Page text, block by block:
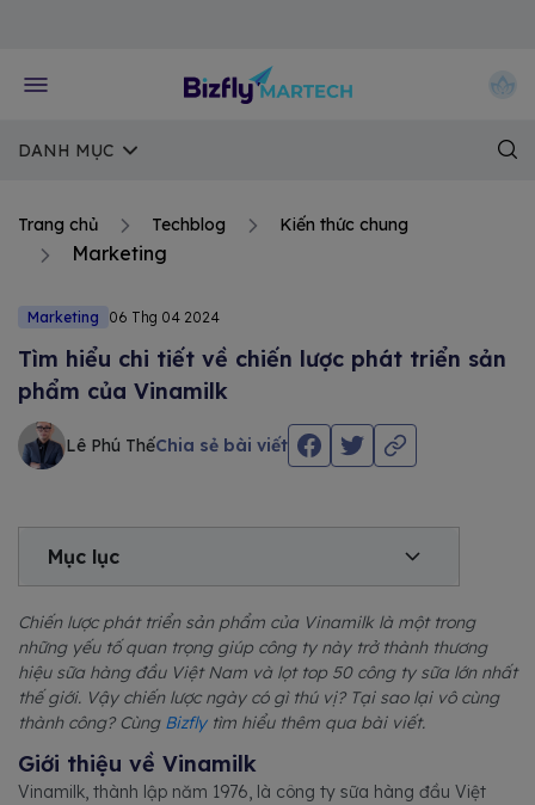
DANH MỤC
Trang chủ Techblog Kiến thức chung
Marketing
Marketing 06 Thg 04 2024
Tìm hiểu chi tiết về chiến lược phát triển sản
phẩm của Vinamilk
Lê Phú ThếChia sẻ bài viết
Mục lục
Chiến lược phát triển sản phẩm của Vinamilk là một trong
những yếu tố quan trọng giúp công ty này trở thành thương
hiệu sữa hàng đầu Việt Nam và lọt top 50 công ty sữa lớn nhất
thế giới. Vậy chiến lược ngày có gì thú vị? Tại sao lại vô cùng
thành công? Cùng Bizflytìm hiểu thêm qua bài viết.
Giới thiệu về Vinamilk
Vinamilk, thành lập năm 1976, là công ty sữa hàng đầu Việt